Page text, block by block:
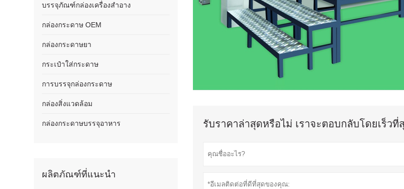
รับราคาล่าสุดหรือไม่ เราจะตอบกลับโดยเร็ว
บรรจุภัณฑ์กล่องเครื่องสำอาง
กล่องกระดาษ OEM
กล่องกระดาษยา
กระเป๋าใส่กระดาษ
การบรรจุกล่องกระดาษ
กล่องสิ่งแวดล้อม
กล่องกระดาษบรรจุอาหาร
ผลิตภัณฑ์ที่แนะนำ